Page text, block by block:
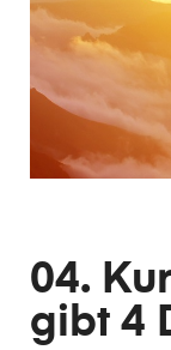
04.
gibt 4